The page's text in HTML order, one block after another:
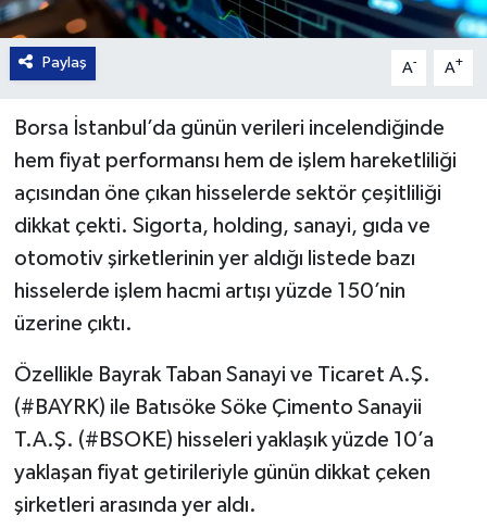
Paylaş A- A+
Borsa İstanbul’da günün verileri incelendiğinde
hem fiyat performansı hem de işlem hareketliliği
açısından öne çıkan hisselerde sektör çeşitliliği
dikkat çekti. Sigorta, holding, sanayi, gıda ve
otomotiv şirketlerinin yer aldığı listede bazı
hisselerde işlem hacmi artışı yüzde 150’nin
üzerine çıktı.
Özellikle Bayrak Taban Sanayi ve Ticaret A.Ş.
(#BAYRK) ile Batısöke Söke Çimento Sanayii
T.A.Ş. (#BSOKE) hisseleri yaklaşık yüzde 10’a
yaklaşan fiyat getirileriyle günün dikkat çeken
şirketleri arasında yer aldı.